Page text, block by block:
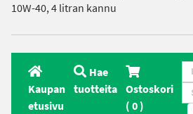
10W-40, 4 litran kannu
Kaupan
etusivu
Hae
tuotteita Ostoskori
(0)